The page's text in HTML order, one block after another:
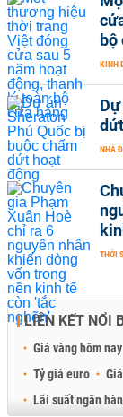
bộ
KINH
NHÀ
THỜI
LIÊN KẾT NỔI
Giá vàng hôm nay
Tỷ giá euro
Lãi suất ngân